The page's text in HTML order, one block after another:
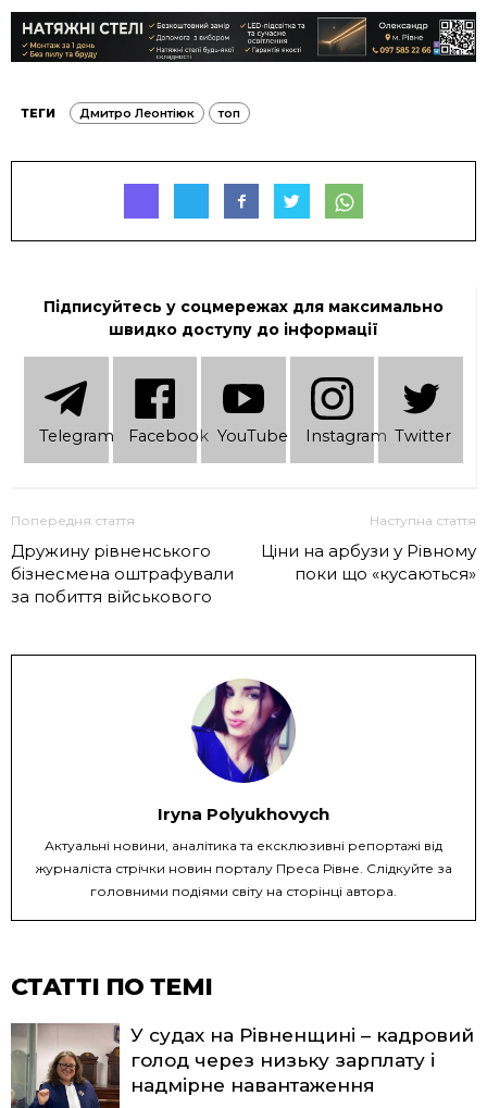
ТЕГИ Дмитро Леонтіюк топ
Підписуйтесь у соцмережах для максимально
швидко доступу до інформації
Telеgram Facebook YouTube Instagram Twitter
Попередня стаття
Дружину рівненського
бізнесмена оштрафували
за побиття військового
Наступна стаття
Ціни на арбузи у Рівному
поки що «кусаються»
Iryna Polyukhovych
Актуальні новини, аналітика та ексклюзивні репортажі від
журналіста стрічки новин порталу Преса Рівне. Слідкуйте за
головними подіями світу на сторінці автора.
СТАТТІ ПО ТЕМІ
У судах на Рівненщині – кадровий
голод через низьку зарплату і
надмірне навантаження